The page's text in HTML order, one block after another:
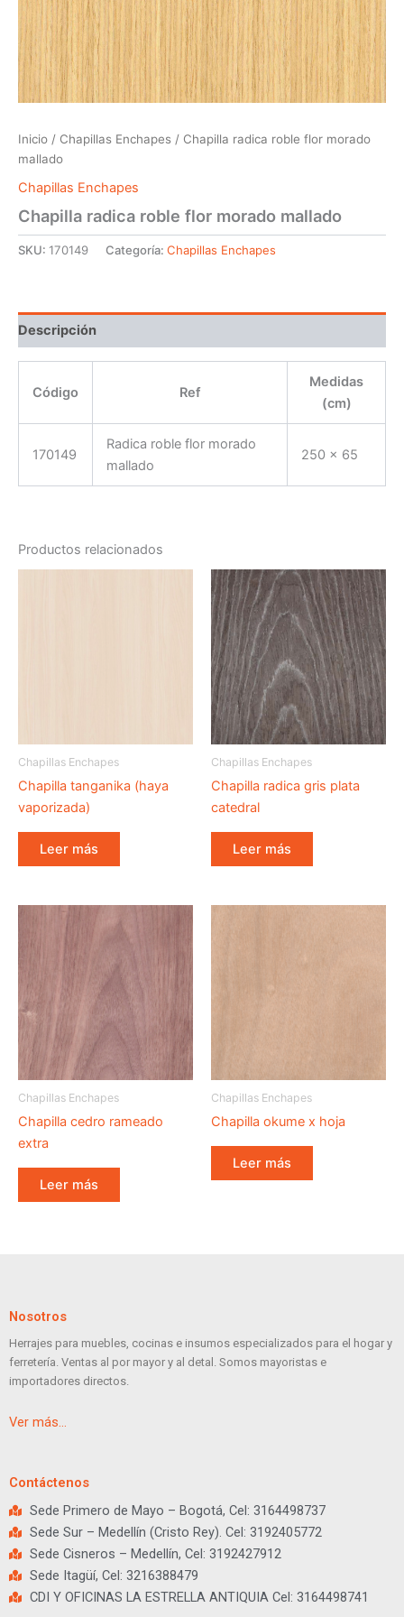
Inicio / Chapillas Enchapes / Chapilla radica roble flor morado
mallado
Chapillas Enchapes
Chapilla radica roble flor morado mallado
SKU: 170149 Categoría: Chapillas Enchapes
Descripción
Código Ref
Medidas
(cm)
170149
Radica roble flor morado
mallado
250 x 65
Productos relacionados
Chapillas Enchapes
Chapilla tanganika (haya
vaporizada)
Leer más
Chapillas Enchapes
Chapilla radica gris plata
catedral
Leer más
Chapillas Enchapes
Chapilla cedro rameado
extra
Leer más
Chapillas Enchapes
Chapilla okume x hoja
Leer más
Nosotros
Herrajes para muebles, cocinas e insumos especializados para el hogar y
ferretería. Ventas al por mayor y al detal. Somos mayoristas e
importadores directos.
Ver más…
Contáctenos
Sede Primero de Mayo – Bogotá, Cel: 3164498737
Sede Sur – Medellín (Cristo Rey). Cel: 3192405772
Sede Cisneros – Medellín, Cel: 3192427912
Sede Itagüí, Cel: 3216388479
CDI Y OFICINAS LA ESTRELLA ANTIQUIA Cel: 3164498741